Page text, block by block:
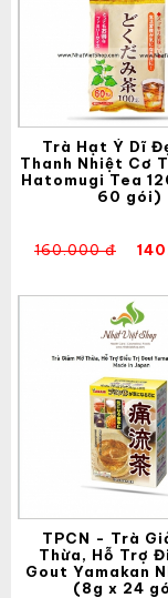
Trà Hạt Ý Dĩ
Thanh Nhiệt Cơ
Hatomugi Tea
60 gói)
160.000 đ
TPCN - Trà
Thừa, Hỗ Trợ
Gout Yamakan
(8g x 24